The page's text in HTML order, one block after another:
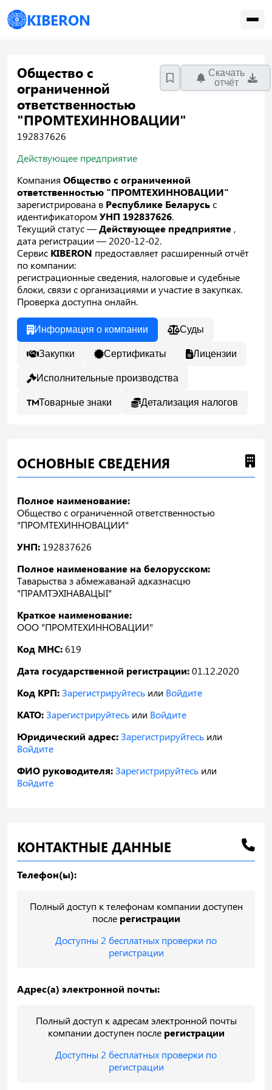
KIBERON
Общество с
ограниченной
ответственностью
"ПРОМТЕХИННОВАЦИИ"
192837626
Скачать
отчёт
Действующее предприятие
Компания Общество с ограниченной
ответственностью "ПРОМТЕХИННОВАЦИИ"
зарегистрирована в Республике Беларусьс
идентификатором УНП 192837626.
Текущий статус —Действующее предприятие ,
дата регистрации — 2020-12-02.
Сервис KIBERON предоставляет расширенный отчёт
по компании:
регистрационные сведения, налоговые и судебные
блоки, связи с организациями и участие в закупках.
Проверка доступна онлайн.
Информация о компании Суды
Закупки Сертификаты Лицензии
Исполнительные производства
Товарные знаки Детализация налогов
ОСНОВНЫЕ СВЕДЕНИЯ
Полное наименование:
Общество с ограниченной ответственностью
"ПРОМТЕХИННОВАЦИИ"
УНП: 192837626
Полное наименование на белорусском:
Таварыства з абмежаванай адказнасцю
"ПРАМТЭХІНАВАЦЫІ"
Краткое наименование:
ООО "ПРОМТЕХИННОВАЦИИ"
Код МНС:619
Дата государственной регистрации:01.12.2020
Код КРП:Зарегистрируйтесь или Войдите
КАТО:Зарегистрируйтесь или Войдите
Юридический адрес:Зарегистрируйтесь или
Войдите
ФИО руководителя:Зарегистрируйтесь или
Войдите
КОНТАКТНЫЕ ДАННЫЕ
Телефон(ы):
Полный доступ к телефонам компании доступен
после регистрации
Доступны 2 бесплатных проверки по
регистрации
Адрес(а) электронной почты:
Полный доступ к адресам электронной почты
компании доступен после регистрации
Доступны 2 бесплатных проверки по
регистрации